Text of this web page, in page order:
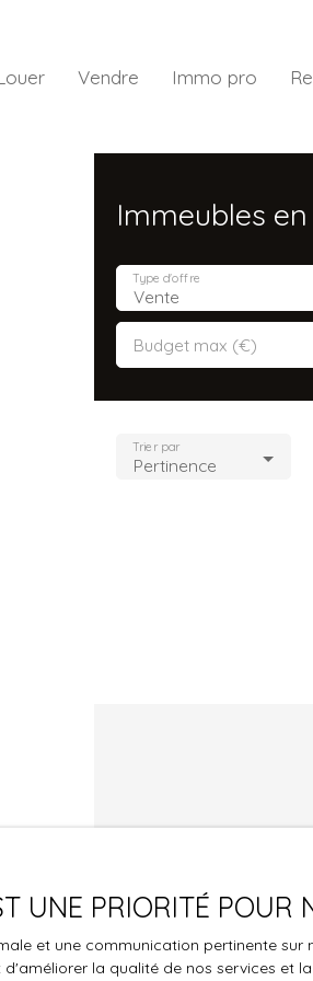
Vendre Immo pro
Immeubles
Vente
Type d'offre
Budget max (€)
Pertinence
Trier par
Téléphone
UNE PRIORITÉ POUR
et une communication pertinente
la qualité de nos services et